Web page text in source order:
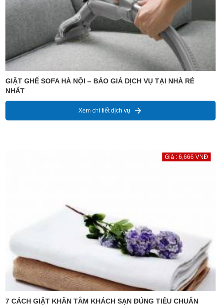
GIẶT GHẾ SOFA HÀ NỘI – BÁO GIÁ DỊCH VỤ TẠI NHÀ RẺ
NHẤT
Xem chi tiết dịch vụ
Giá : 6,666 VNĐ
7 CÁCH GIẶT KHĂN TẮM KHÁCH SẠN ĐÚNG TIÊU CHUẨN